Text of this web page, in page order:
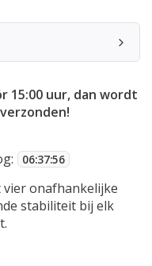
15:00 uur, dan wordt
06:37:56
vier onafhankelijke
stabiliteit bij elk